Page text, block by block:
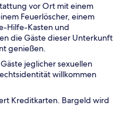
vor Ort mit einem
Feuerlöscher, einem
Hilfe-Kasten und
die Gäste dieser Unterkunft
genießen.
jeglicher sexuellen
willkommen
Kreditkarten. Bargeld wird